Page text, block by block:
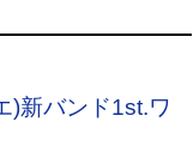
)新バンド1st.ワ